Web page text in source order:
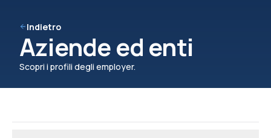
Indietro
Aziende ed enti
Scopri i profili degli employer.